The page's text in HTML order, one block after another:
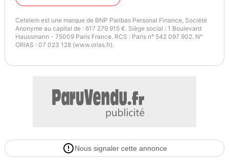
Cetelem est une marque de BNP Paribas Personal Finance, Société
Anonyme au capital de : 617 279 915 €. Siège social : 1 Boulevard
Haussmann - 75009 Paris France. RCS : Paris n° 542 097 902. N°
ORIAS : 07 023 128 (www.orias.fr).
Nous signaler cette annonce